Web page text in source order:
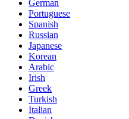
German
Portuguese
Spanish
Russian
Japanese
Korean
Arabic
Irish
Greek
Turkish
Italian